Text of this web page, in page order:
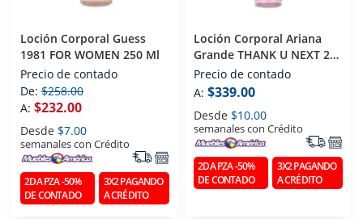
Loción Corporal Guess
1981 FOR WOMEN 250 Ml
Precio de contado
De: $258.00
A: $232.00
Desde $7.00
semanales con Crédito
2DA PZA -50%
DE CONTADO
3X2 PAGANDO
A CRÉDITO
Loción Corporal Ariana
Grande THANK U NEXT 236
Ml
Precio de contado
A: $339.00
Desde $10.00
semanales con Crédito
2DA PZA -50%
DE CONTADO
3X2 PAGANDO
A CRÉDITO